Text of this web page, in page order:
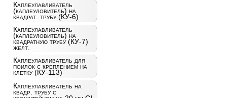
Каплеулавливатель
(каплеуловитель) на
квадрат. трубу (КУ-6)
Каплеулавливатель
(каплеуловитель) на
квадратную трубу (КУ-7)
желт.
Каплеулавливатель для
поилок с креплением на
клетку (КУ-113)
Каплеулавливатель на
квадр. трубу с